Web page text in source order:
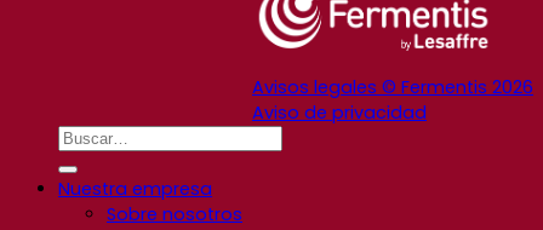
Avisos legales © Fermentis 2026
Aviso de privacidad
Nuestra empresa
Sobre nosotros